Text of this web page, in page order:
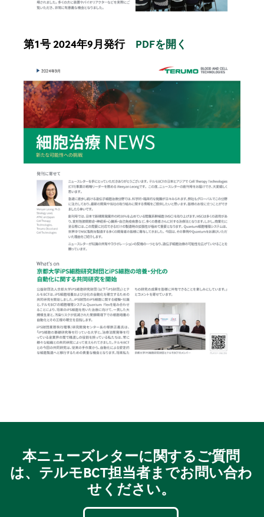
第1号 2024年9月発行 PDFを開く
本ニューズレターに関するご質問
は、テルモBCT担当者までお問い合わ
せください。